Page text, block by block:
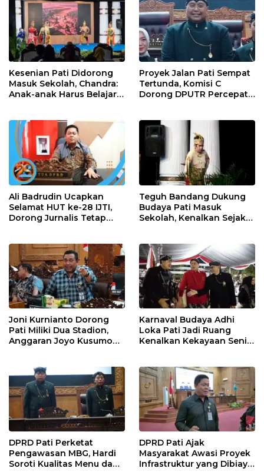
Kesenian Pati Didorong
Masuk Sekolah, Chandra:
Anak-anak Harus Belajar
Proyek Jalan Pati Sempat
Tertunda, Komisi C
Dorong DPUTR Percepat
Ali Badrudin Ucapkan
Selamat HUT ke-28 IJTI,
Dorong Jurnalis Tetap
Teguh Bandang Dukung
Budaya Pati Masuk
Sekolah, Kenalkan Sejak
Joni Kurnianto Dorong
Pati Miliki Dua Stadion,
Anggaran Joyo Kusumo
Karnaval Budaya Adhi
Loka Pati Jadi Ruang
Kenalkan Kekayaan Seni
DPRD Pati Perketat
Pengawasan MBG, Hardi
Soroti Kualitas Menu dan
DPRD Pati Ajak
Masyarakat Awasi Proyek
Infrastruktur yang Dibiayai